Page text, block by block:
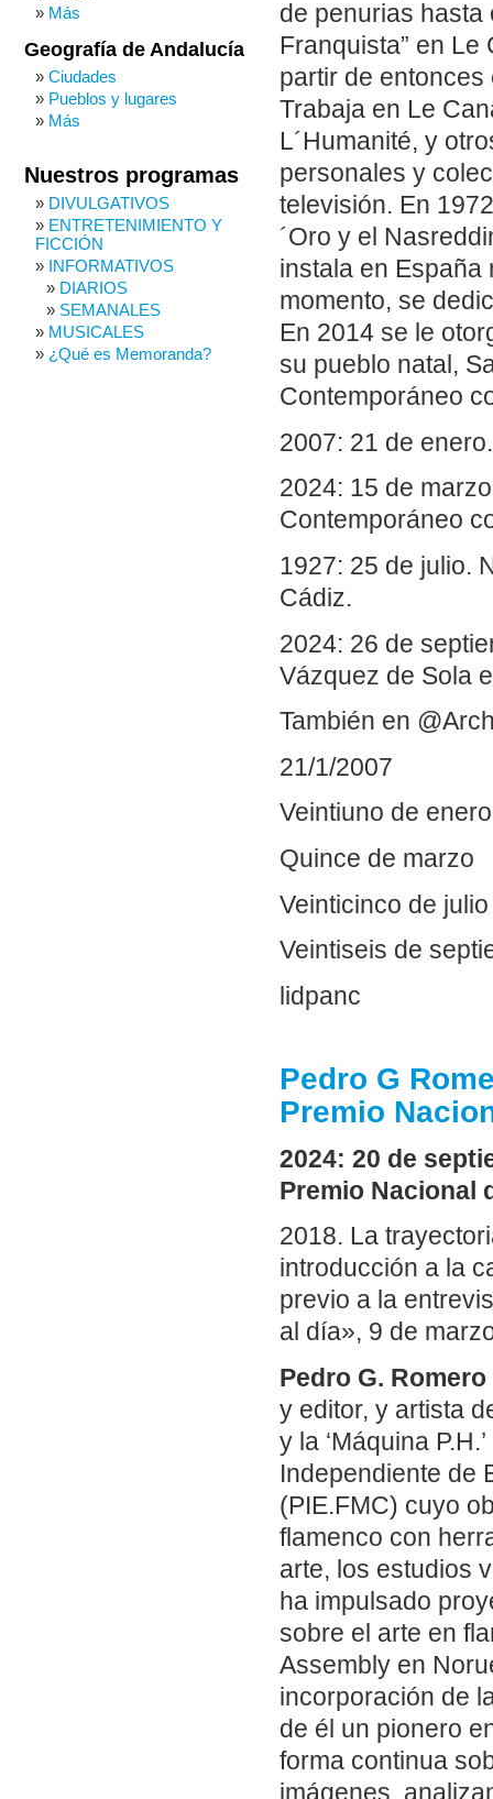
de penurias hasta
Franquista” en
partir de
Trabaja en Le
L´Humanité, y
personales y
televisión. En
´Oro y el
instala en España
momento, se
En 2014 se le
su pueblo natal,
Contemporáneo
2007: 21 de
2024: 15 de
Contemporáneo
1927: 25 de julio.
Cádiz.
2024: 26 de
Vázquez de Sola
También en
21/1/2007
Veintiuno de enero
Quince de marzo
Veinticinco de julio
Veintiseis de
lidpanc
Pedro G
Premio
2024: 20 de
Premio Nacional
2018. La
introducción a la
previo a la
al día», 9 de
Pedro G. Romero
y editor, y artista
y la ‘Máquina
Independiente de
(PIE.FMC) cuyo
flamenco con
arte, los estudios
ha impulsado
sobre el arte en
Assembly en
incorporación de
de él un pionero
forma continua
imágenes,
Más
Geografía de Andalucía
Ciudades
Pueblos y lugares
Más
Nuestros programas
DIVULGATIVOS
ENTRETENIMIENTO Y
FICCIÓN
INFORMATIVOS
DIARIOS
SEMANALES
MUSICALES
¿Qué es Memoranda?